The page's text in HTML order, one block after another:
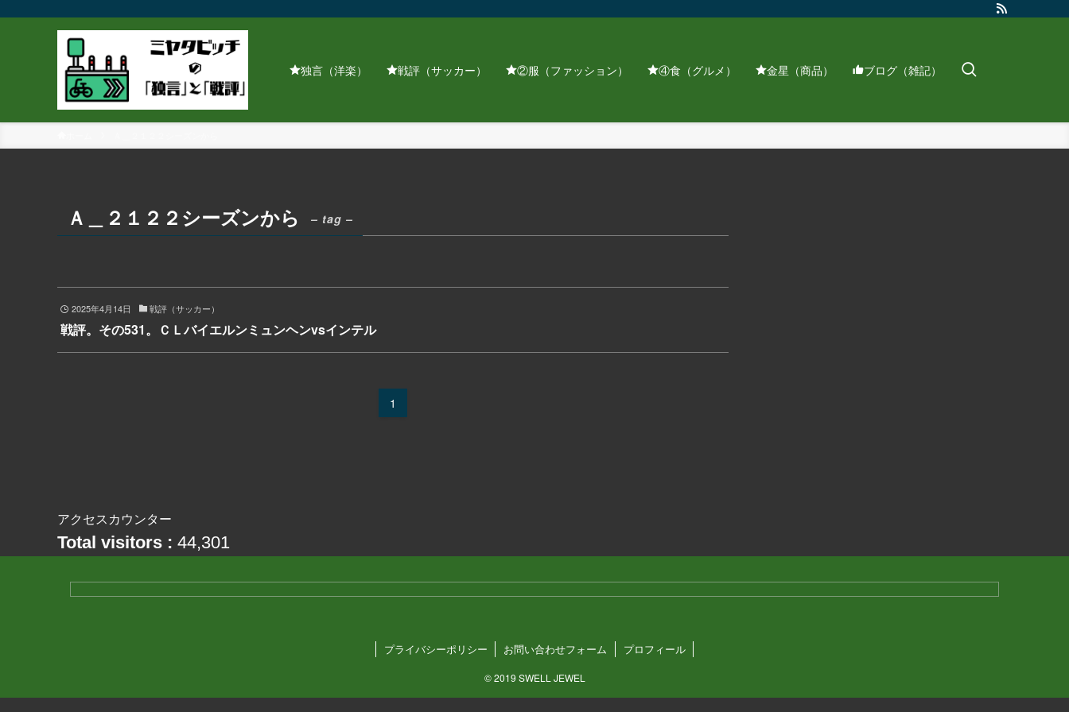
独言（洋楽） 戦評（サッカー） ②服（ファッション） ④食（グルメ） 金星（商品） ブログ（雑記）
Ａ＿２１２２シーズンから – tag –
2025年4月14日 戦評（サッカー）
戦評。その531。ＣＬバイエルンミュンヘンvsインテル
1
アクセスカウンター
Total visitors : 44,301
プライバシーポリシー お問い合わせフォーム プロフィール
©2019 SWELL JEWEL